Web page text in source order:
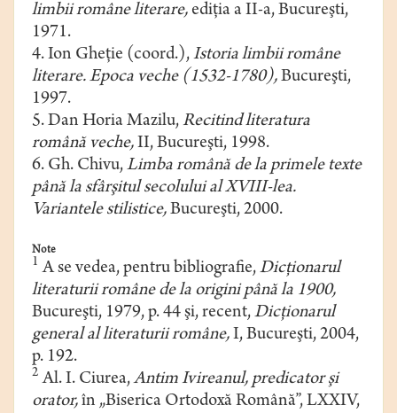
limbii române literare, ediţia a II-a, Bucureşti,
1971.
4. Ion Gheţie (coord.),Istoria limbii române
literare. Epoca veche (1532-1780),Bucureşti,
1997.
5. Dan Horia Mazilu,Recitind literatura
română veche,II, Bucureşti, 1998.
6. Gh. Chivu,Limba română de la primele texte
până la sfârşitul secolului al XVIII-lea.
Variantele stilistice,Bucureşti, 2000.
Note
1 A se vedea, pentru bibliografie,Dicţionarul
literaturii române de la origini până la 1900,
Bucureşti, 1979, p. 44 şi, recent,Dicţionarul
general al literaturii române,I, Bucureşti, 2004,
p. 192.
2 Al. I. Ciurea,Antim Ivireanul, predicator şi
orator,în „Biserica Ortodoxă Română”, LXXIV,